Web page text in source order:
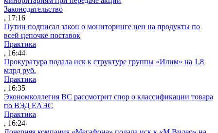
Законодательство
, 17:16
Путин подписал закон о мониторинге цен на продукты по
всей цепочке поставок
Практика
, 16:44
Прокуратура подала иск к структуре группы «Илим» на 1,8
млрд руб.
Практика
, 16:35
Экономколлегия ВС рассмотрит спор о классификации товара
по ВЭД ЕАЭС
Практика
, 16:24